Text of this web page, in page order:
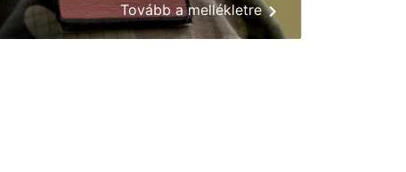
Tovább a mellékletre